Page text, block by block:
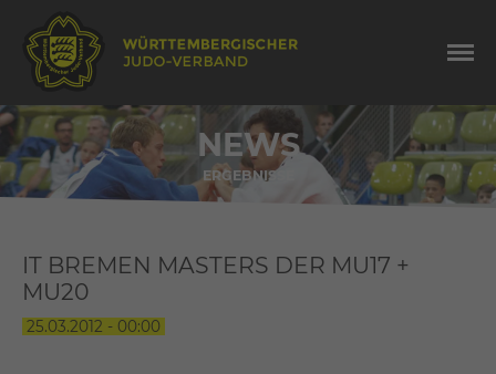
NEWS
ERGEBNISSE
IT BREMEN MASTERS DER MU17 +
MU20
25.03.2012 - 00:00